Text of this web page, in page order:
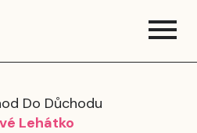
Do Důchodu
Lehátko